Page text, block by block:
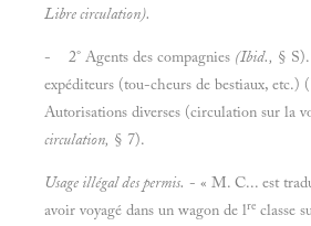
Libre circulation).
- 2° Agents des compagnies (Ibid., §
expéditeurs (tou-cheurs de bestiaux, etc.)
Autorisations diverses (circulation sur la
circulation, § 7).
Usage illégal des permis. - « M. C... est
avoir voyagé dans un wagon de lre classe